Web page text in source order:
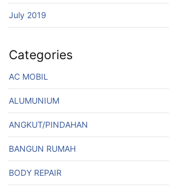
July 2019
Categories
AC MOBIL
ALUMUNIUM
ANGKUT/PINDAHAN
BANGUN RUMAH
BODY REPAIR